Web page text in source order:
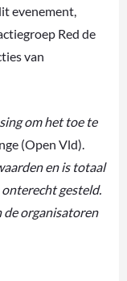
evenement,
Red de
van
om het toe te
(Open Vld).
en is totaal
gesteld.
de organisatoren